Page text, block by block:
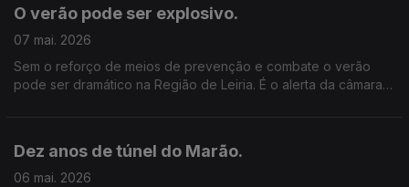
O verão pode ser explosivo.
07 mai. 2026
Sem o reforço de meios de prevenção e combate o verão
pode ser dramático na Região de Leiria. É o alerta da câmara,
Dez anos de túnel do Marão.
06 mai. 2026